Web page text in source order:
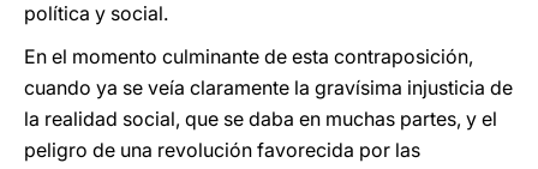
política y social.
En el momento culminante de esta contraposición,
cuando ya se veía claramente la gravísima injusticia de
la realidad social, que se daba en muchas partes, y el
peligro de una revolución favorecida por las